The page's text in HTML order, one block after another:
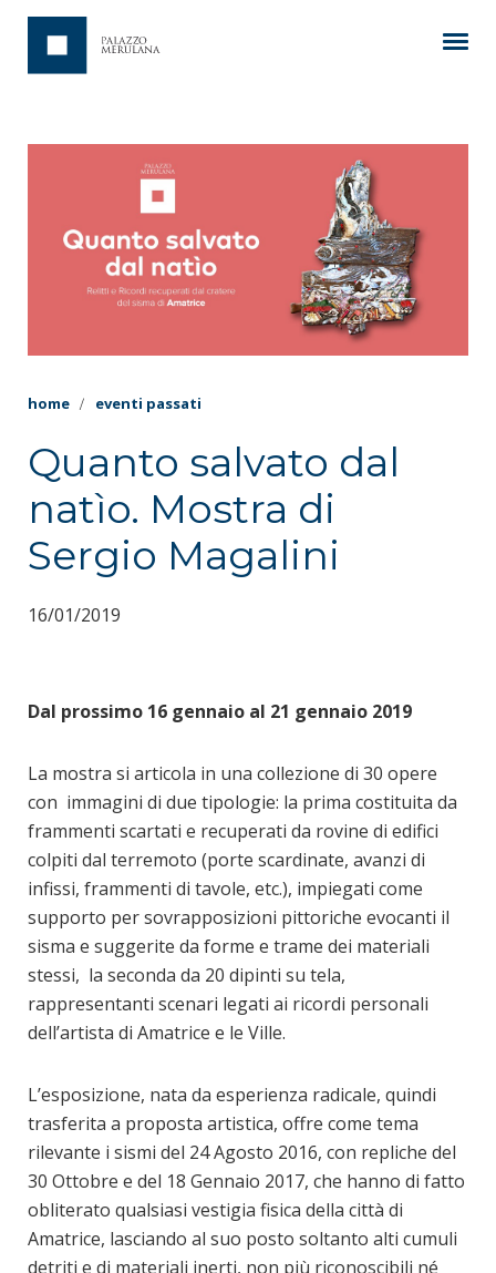
home eventi passati
Quanto salvato dal
natìo. Mostra di
Sergio Magalini
16/01/2019
Dal prossimo 16 gennaio al 21 gennaio 2019
La mostra si articola in una collezione di 30 opere
con immagini di due tipologie: la prima costituita da
frammenti scartati e recuperati da rovine di edifici
colpiti dal terremoto (porte scardinate, avanzi di
infissi, frammenti di tavole, etc.), impiegati come
supporto per sovrapposizioni pittoriche evocanti il
sisma e suggerite da forme e trame dei materiali
stessi, la seconda da 20 dipinti su tela,
rappresentanti scenari legati ai ricordi personali
dell’artista di Amatrice e le Ville.
L’esposizione, nata da esperienza radicale, quindi
trasferita a proposta artistica, offre come tema
rilevante i sismi del 24 Agosto 2016, con repliche del
30 Ottobre e del 18 Gennaio 2017, che hanno di fatto
obliterato qualsiasi vestigia fisica della città di
Amatrice, lasciando al suo posto soltanto alti cumuli
detriti e di materiali inerti, non più riconoscibili né